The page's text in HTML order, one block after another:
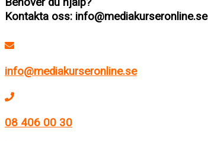
Kontakta oss: info@mediakurseronline.se
info@mediakurseronline.se
08 406 00 30